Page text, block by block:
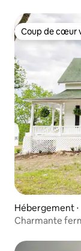
Coup de cœur
Coup de cœur
Hébergement ⋅
Charmante